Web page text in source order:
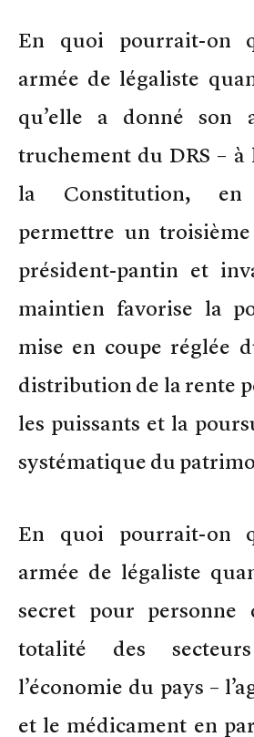
En quoi pourrait-on
armée de légaliste
qu’elle a donné son
truchement du DRS –
la Constitution,
permettre un
président-pantin et
maintien favorise la
mise en coupe réglée
distribution de la rente
les puissants et la
systématique du
En quoi pourrait-on
armée de légaliste
secret pour personne
totalité des
l’économie du pays –
et le médicament en